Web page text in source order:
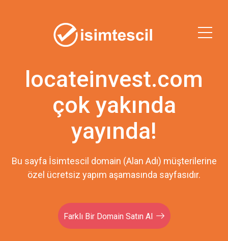
locateinvest.com
çok yakında
yayında!
Bu sayfa İsimtescil domain (Alan Adı) müşterilerine
özel ücretsiz yapım aşamasında sayfasıdır.
Farklı Bir Domain Satın Al